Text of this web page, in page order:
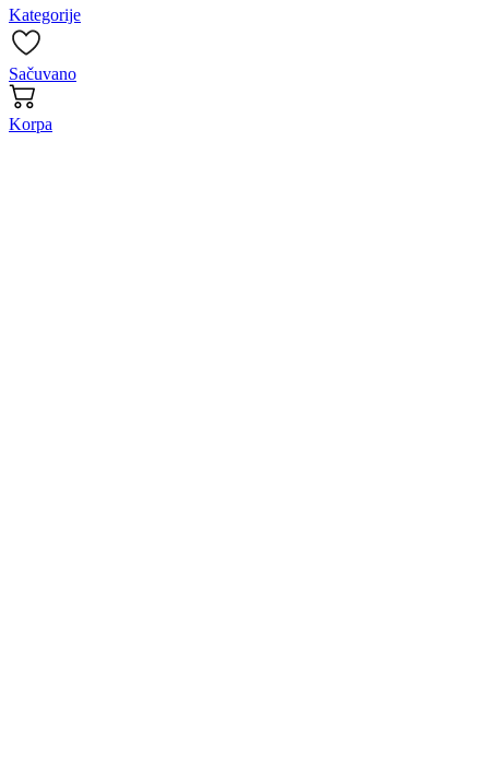
Kategorije
Sačuvano
Korpa